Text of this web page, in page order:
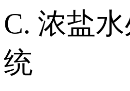
C. 浓盐
统